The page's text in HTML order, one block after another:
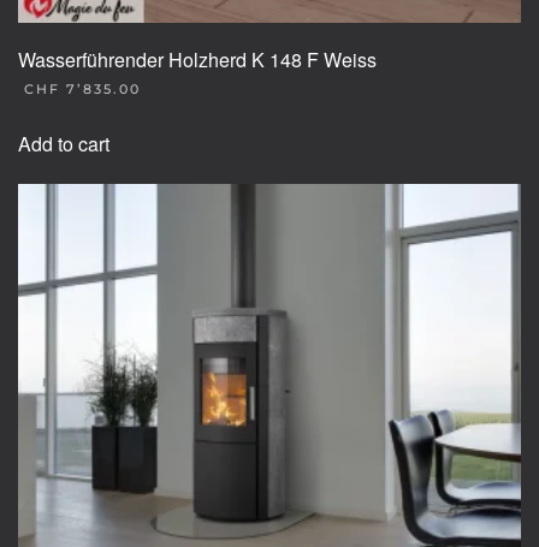
Wasserführender Holzherd K 148 F Weiss
CHF 7’835.00
Add to cart